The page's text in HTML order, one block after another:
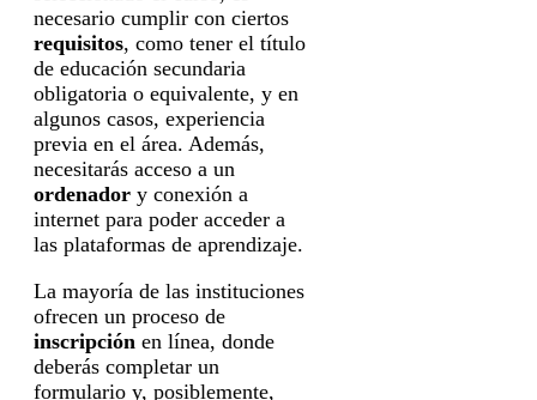
necesario cumplir con ciertos
requisitos, como tener el título
de educación secundaria
obligatoria o equivalente, y en
algunos casos, experiencia
previa en el área. Además,
necesitarás acceso a un
ordenador y conexión a
internet para poder acceder a
las plataformas de aprendizaje.
La mayoría de las instituciones
ofrecen un proceso de
inscripción en línea, donde
deberás completar un
formulario y, posiblemente,